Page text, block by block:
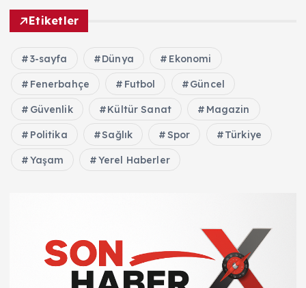
Etiketler
3-sayfa Dünya Ekonomi
Fenerbahçe Futbol Güncel
Güvenlik Kültür Sanat Magazin
Politika Sağlık Spor Türkiye
Yaşam Yerel Haberler